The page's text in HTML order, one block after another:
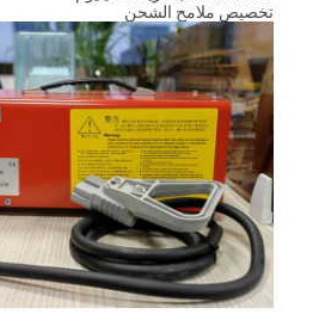
تخصيص ملامح الشحن